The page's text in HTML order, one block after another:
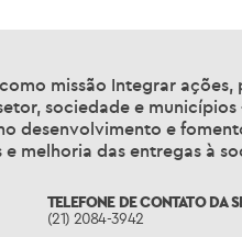
missão Integrar ações,
sociedade e municípios
desenvolvimento e
melhoria das entregas à
TELEFONE DE CONTATO DA
(21) 2084-3942